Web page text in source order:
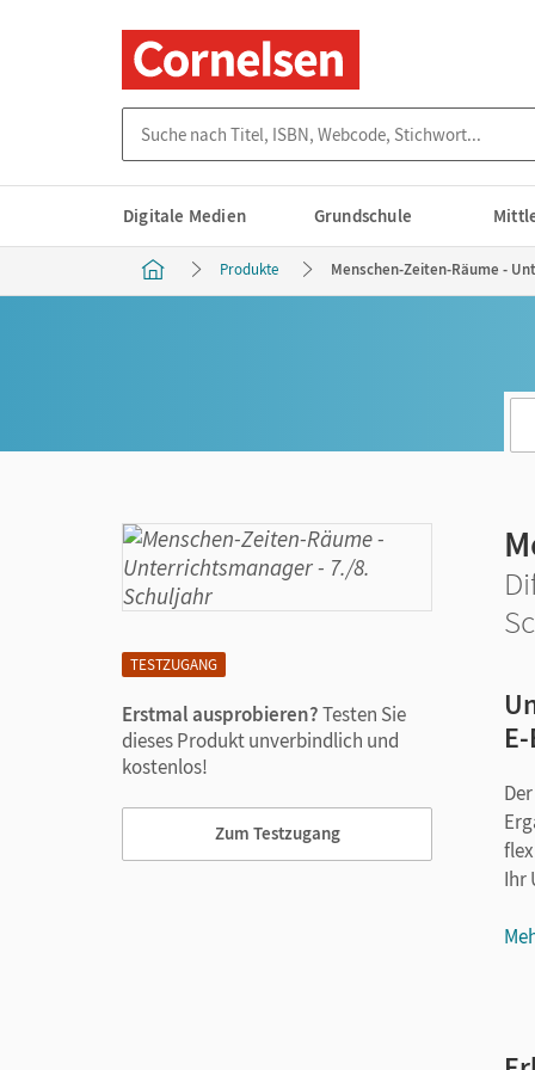
Digitale Medien Grundschule
Produkte Menschen-Zeiten-Räume -
TESTZUGANG
Erstmal ausprobieren?Testen Sie
dieses Produkt unverbindlich und
kostenlos!
Zum Testzugang
Ihr